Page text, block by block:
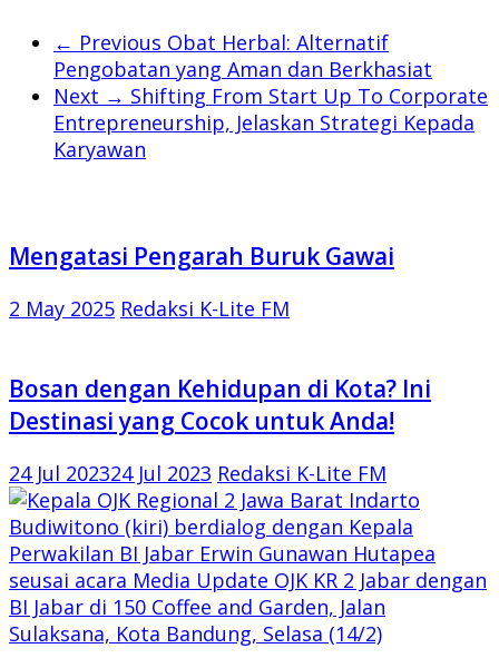
← Previous Obat Herbal: Alternatif
Pengobatan yang Aman dan Berkhasiat
Next → Shifting From Start Up To Corporate
Entrepreneurship, Jelaskan Strategi Kepada
Karyawan
Mengatasi Pengarah Buruk Gawai
2 May 2025 Redaksi K-Lite FM
Bosan dengan Kehidupan di Kota? Ini
Destinasi yang Cocok untuk Anda!
24 Jul 202324 Jul 2023 Redaksi K-Lite FM